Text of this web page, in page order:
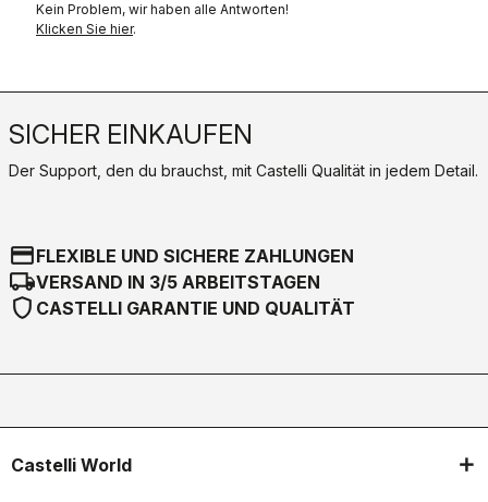
Kein Problem, wir haben alle Antworten!
Klicken Sie hier.
SICHER EINKAUFEN
Der Support, den du brauchst, mit Castelli Qualität in jedem Detail.
credit_cardFLEXIBLE UND SICHERE ZAHLUNGEN
local_shippingVERSAND IN 3/5 ARBEITSTAGEN
shield CASTELLI GARANTIE UND QUALITÄT
Castelli World